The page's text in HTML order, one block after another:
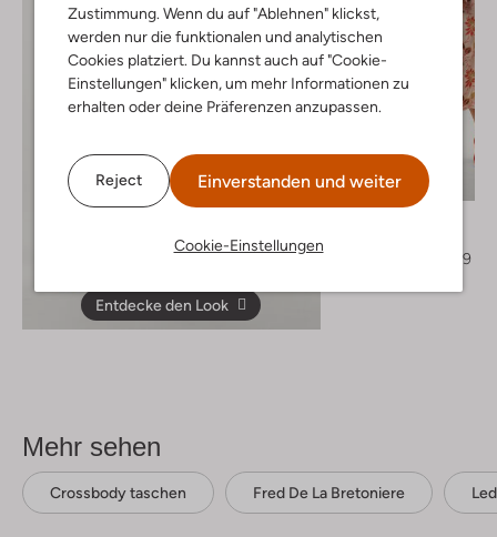
Zustimmung. Wenn du auf "Ablehnen" klickst,
werden nur die funktionalen und analytischen
Cookies platziert. Du kannst auch auf "Cookie-
Einstellungen" klicken, um mehr Informationen zu
erhalten oder deine Präferenzen anzupassen.
Reject Einverstanden und weiter
Cookie-Einstellungen
Entdecke den Look
Letzter Artikel
-60%
€ 79,99
Mehr sehen
Crossbody taschen Fred De La Bretoniere